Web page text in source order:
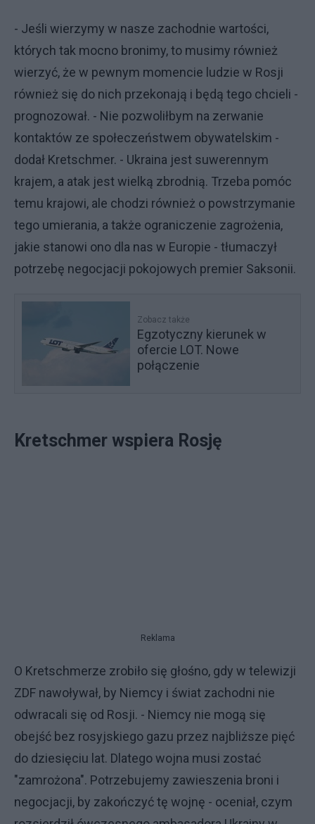
- Jeśli wierzymy w nasze zachodnie wartości,
których tak mocno bronimy, to musimy również
wierzyć, że w pewnym momencie ludzie w Rosji
również się do nich przekonają i będą tego chcieli -
prognozował. - Nie pozwoliłbym na zerwanie
kontaktów ze społeczeństwem obywatelskim -
dodał Kretschmer. - Ukraina jest suwerennym
krajem, a atak jest wielką zbrodnią. Trzeba pomóc
temu krajowi, ale chodzi również o powstrzymanie
tego umierania, a także ograniczenie zagrożenia,
jakie stanowi ono dla nas w Europie - tłumaczył
potrzebę negocjacji pokojowych premier Saksonii.
Zobacz także
Egzotyczny kierunek w
ofercie LOT. Nowe
połączenie
Kretschmer wspiera Rosję
Reklama
O Kretschmerze zrobiło się głośno, gdy w telewizji
ZDF nawoływał, by Niemcy i świat zachodni nie
odwracali się od Rosji. - Niemcy nie mogą się
obejść bez rosyjskiego gazu przez najbliższe pięć
do dziesięciu lat. Dlatego wojna musi zostać
"zamrożona". Potrzebujemy zawieszenia broni i
negocjacji, by zakończyć tę wojnę - oceniał, czym